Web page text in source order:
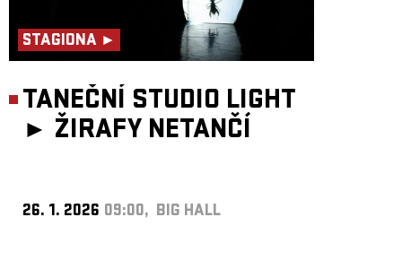
STAGIONA ►
TANEČNÍ STUDIO LIGHT
► ŽIRAFY NETANČÍ
26. 1. 2026 09:00, BIG HALL